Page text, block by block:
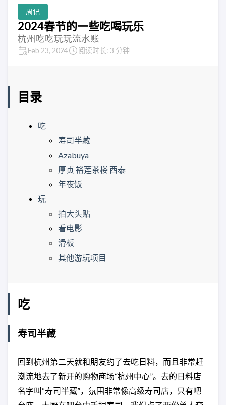
周记
2024春节的一些吃喝玩乐
杭州吃吃玩玩流水账
Feb 23, 2024 阅读时长: 3 分钟
目录
吃
寿司半藏
Azabuya
厚贞 裕莲茶楼 西泰
年夜饭
玩
拍大头贴
看电影
滑板
其他游玩项目
吃
寿司半藏
回到杭州第二天就和朋友约了去吃日料，而且非常赶
潮流地去了新开的购物商场“杭州中心”。去的日料店
名字叫“寿司半藏”，氛围非常像高级寿司店，只有吧